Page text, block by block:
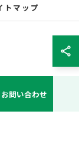
お問い合わせ
トマップ
ョン 武蔵小山店 ALL